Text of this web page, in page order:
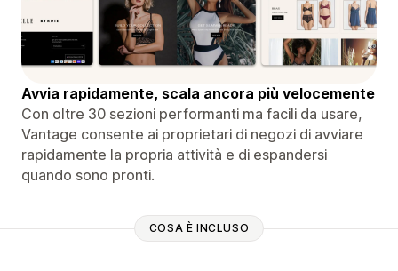
Avvia rapidamente, scala ancora più velocemente
Con oltre 30 sezioni performanti ma facili da usare,
Vantage consente ai proprietari di negozi di avviare
rapidamente la propria attività e di espandersi
quando sono pronti.
COSA È INCLUSO